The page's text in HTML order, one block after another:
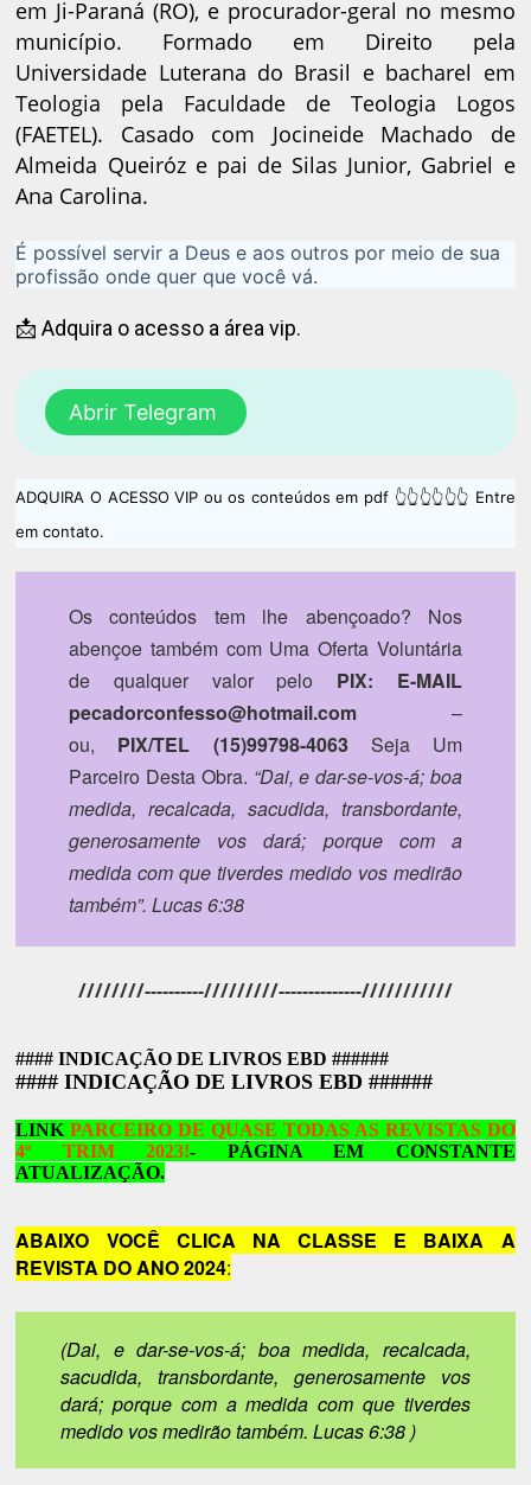
em Ji-Paraná (RO), e procurador-geral no mesmo
município. Formado em Direito pela
Universidade Luterana do Brasil e bacharel em
Teologia pela Faculdade de Teologia Logos
(FAETEL). Casado com Jocineide Machado de
Almeida Queiróz e pai de Silas Junior, Gabriel e
Ana Carolina.
É possível servir a Deus e aos outros por meio de sua
profissão onde quer que você vá.
📩 Adquira o acesso a área vip.
Abrir Telegram
ADQUIRA O ACESSO VIP ou os conteúdos em pdf 👆👆👆👆👆👆 Entre
em contato.
Os conteúdos tem lhe abençoado? Nos
abençoe também com Uma Oferta Voluntária
de qualquer valor pelo
PIX: E-MAIL
pecadorconfesso@hotmail.com–
ou, PIX/TEL (15)99798-4063Seja Um
Parceiro Desta Obra. “Dai, e dar-se-vos-á; boa
medida, recalcada, sacudida, transbordante,
generosamente vos dará; porque com a
medida com que tiverdes medido vos medirão
também”. Lucas 6:38
////////----------/////////--------------///////////
#### INDICAÇÃO DE LIVROS EBD ######
#### INDICAÇÃO DE LIVROS EBD ######
LINKPARCEIRO DE QUASE TODAS AS REVISTAS DO
4º TRIM 2023!- PÁGINA EM CONSTANTE
ATUALIZAÇÃO.
ABAIXO VOCÊ CLICA NA CLASSE E BAIXA A
REVISTA DO ANO 2024:
(Dai, e dar-se-vos-á; boa medida, recalcada,
sacudida, transbordante, generosamente vos
dará; porque com a medida com que tiverdes
medido vos medirão também. Lucas 6:38 )